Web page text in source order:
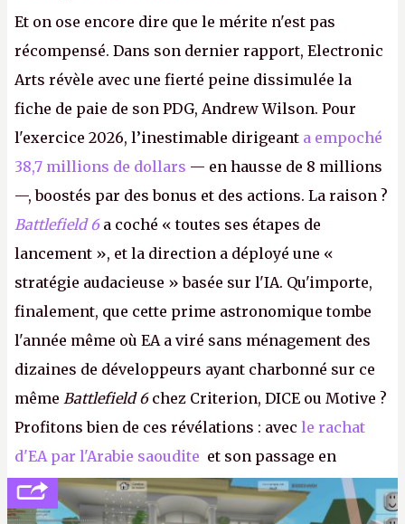
Et on ose encore dire que le mérite n'est pas
récompensé. Dans son dernier rapport, Electronic
Arts révèle avec une fierté peine dissimulée la
fiche de paie de son PDG, Andrew Wilson. Pour
l'exercice 2026, l’inestimable dirigeant a empoché
38,7 millions de dollars — en hausse de 8 millions
—, boostés par des bonus et des actions. La raison ?
Battlefield 6 a coché « toutes ses étapes de
lancement », et la direction a déployé une «
stratégie audacieuse » basée sur l'IA. Qu'importe,
finalement, que cette prime astronomique tombe
l'année même où EA a viré sans ménagement des
dizaines de développeurs ayant charbonné sur ce
même Battlefield 6chez Criterion, DICE ou Motive ?
Profitons bien de ces révélations : avec le rachat
d'EA par l'Arabie saoudite et son passage en
société privée, l'éditeur n'aura bientôt plus
l'obligation de publier ses bilans. Encore une